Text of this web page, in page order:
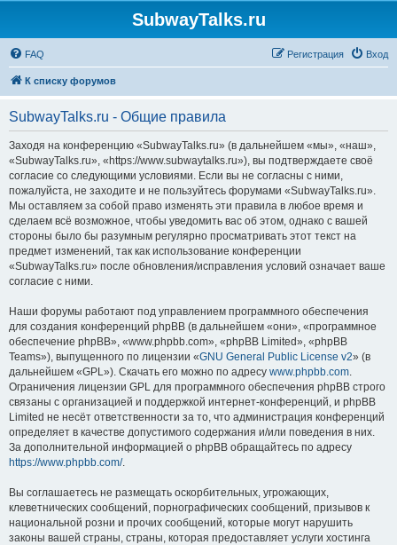
SubwayTalks.ru
FAQ Вход
Регистрация
К списку форумов
SubwayTalks.ru - Общие правила
Заходя на конференцию «SubwayTalks.ru» (в дальнейшем «мы», «наш»,
«SubwayTalks.ru», «https://www.subwaytalks.ru»), вы подтверждаете своё
согласие со следующими условиями. Если вы не согласны с ними,
пожалуйста, не заходите и не пользуйтесь форумами «SubwayTalks.ru».
Мы оставляем за собой право изменять эти правила в любое время и
сделаем всё возможное, чтобы уведомить вас об этом, однако с вашей
стороны было бы разумным регулярно просматривать этот текст на
предмет изменений, так как использование конференции
«SubwayTalks.ru» после обновления/исправления условий означает ваше
согласие с ними.
Наши форумы работают под управлением программного обеспечения
для создания конференций phpBB (в дальнейшем «они», «программное
обеспечение phpBB», «www.phpbb.com», «phpBB Limited», «phpBB
Teams»), выпущенного по лицензии «GNU General Public License v2» (в
дальнейшем «GPL»). Скачать его можно по адресу www.phpbb.com.
Ограничения лицензии GPL для программного обеспечения phpBB строго
связаны с организацией и поддержкой интернет-конференций, и phpBB
Limited не несёт ответственности за то, что администрация конференций
определяет в качестве допустимого содержания и/или поведения в них.
За дополнительной информацией о phpBB обращайтесь по адресу
https://www.phpbb.com/.
Вы соглашаетесь не размещать оскорбительных, угрожающих,
клеветнических сообщений, порнографических сообщений, призывов к
национальной розни и прочих сообщений, которые могут нарушить
законы вашей страны, страны, которая предоставляет услуги хостинга